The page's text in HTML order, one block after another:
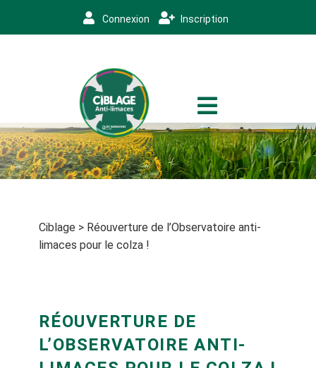
Connexion Inscription
Ciblage > Réouverture de l’Observatoire anti-
limaces pour le colza !
RÉOUVERTURE DE
L’OBSERVATOIRE ANTI-